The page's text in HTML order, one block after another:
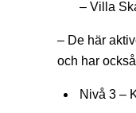
– Villa
– De här
och har
Nivå 3 –